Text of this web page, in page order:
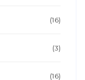
(16)
(3)
(16)